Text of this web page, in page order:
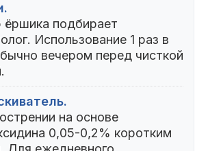
ёршика подбирает
Использование 1 раз в
вечером перед чисткой
на основе
0,05-0,2% коротким